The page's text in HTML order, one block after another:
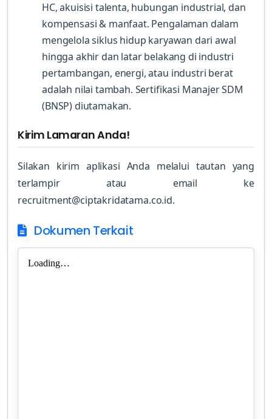
HC, akuisisi talenta, hubungan industrial, dan
kompensasi & manfaat. Pengalaman dalam
mengelola siklus hidup karyawan dari awal
hingga akhir dan latar belakang di industri
pertambangan, energi, atau industri berat
adalah nilai tambah. Sertifikasi Manajer SDM
(BNSP) diutamakan.
Kirim Lamaran Anda!
Silakan kirim aplikasi Anda melalui tautan yang
terlampir atau email ke
recruitment@ciptakridatama.co.id.
Dokumen Terkait